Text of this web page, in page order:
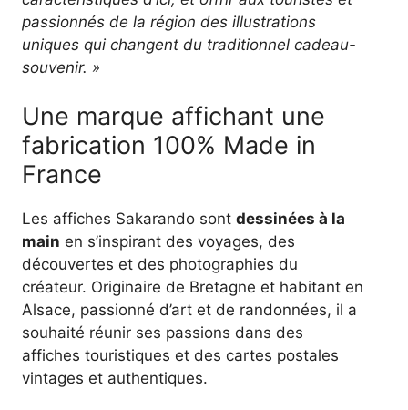
passionnés de la région des illustrations
uniques qui changent du traditionnel cadeau-
souvenir. »
Une marque affichant une
fabrication 100% Made in
France
Les affiches Sakarando sontdessinées à la
main en s’inspirant des voyages, des
découvertes et des photographies du
créateur. Originaire de Bretagne et habitant en
Alsace, passionné d’art et de randonnées, il a
souhaité réunir ses passions dans des
affiches touristiques et des cartes postales
vintages et authentiques.